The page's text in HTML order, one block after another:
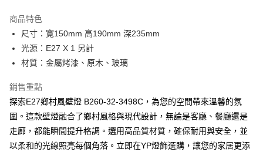
街口支付
悠遊付
全盈+PAY
AFTEE先享後付
相關說明
【關於「AFTEE先享後付」】
商品特色
尺寸：寬150mm 高190mm 深235mm
光源：E27 X 1 另計
材質：金屬烤漆、原木、玻璃
銷售重點
探索E27鄉村風壁燈 B260-32-3498C，為您的空間帶來溫馨的氛
圍。這款壁燈融合了鄉村風格與現代設計，無論是客廳、餐廳還是
走廊，都能瞬間提升格調。選用高品質材質，確保耐用與安全，並
以柔和的光線照亮每個角落。立即在YP燈飾選購，讓您的家居更添